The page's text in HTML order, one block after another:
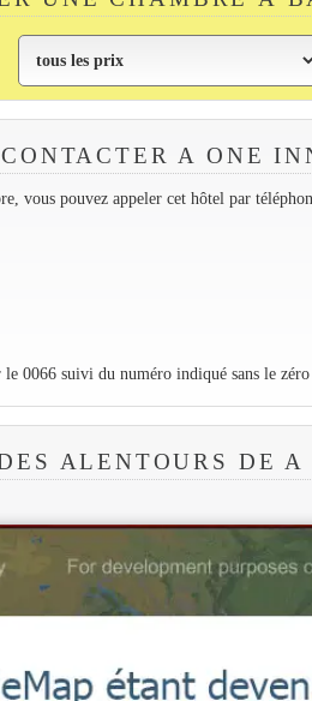
CONTACTER A ONE
vous pouvez appeler cet hôtel par
0066 suivi du numéro indiqué sans le zéro
ALENTOURS DE A